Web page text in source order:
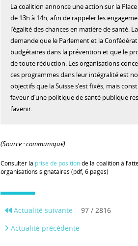
La coalition annonce une action sur la
de 13h à 14h, afin de rappeler les
l’égalité des chances en matière de santé.
demande que le Parlement et la
budgétaires dans la prévention et que le
de toute réduction. Les organisations
ces programmes dans leur intégralité est
objectifs que la Suisse s’est fixés, mais
faveur d’une politique de santé publique
l’avenir.
(Source : communiqué)
Consulter la prise de positionde la coalition à
organisations signataires (pdf, 6 pages)
Actualité suivante
97 / 2816
Actualité précédente